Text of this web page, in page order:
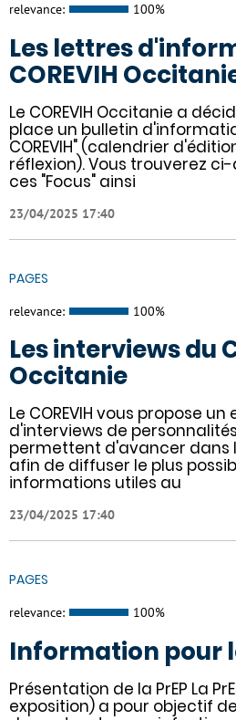
relevance: 100%
Les lettres
COREVIH
Le COREVIH Occitanie a
place un bulletin
COREVIH" (calendrier
réflexion). Vous trouverez
ces "Focus" ainsi
23/04/2025 17:40
PAGES
relevance: 100%
Les interviews du
Occitanie
Le COREVIH vous propose
d'interviews de
permettent d'avancer dans
afin de diffuser le plus
informations utiles au
23/04/2025 17:40
PAGES
relevance: 100%
Information pour
Présentation de la PrEP La
exposition) a pour objectif